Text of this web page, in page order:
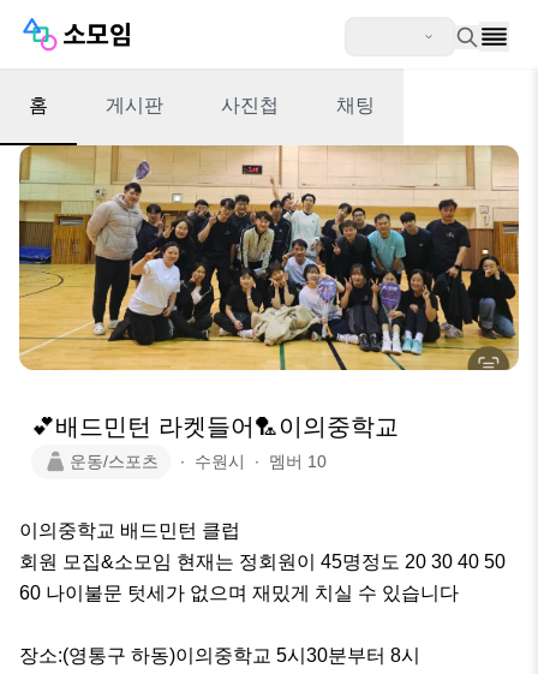
홈 게시판 사진첩 채팅
💕배드민턴 라켓들어🏸이의중학교
운동/스포츠 ∙ 수원시 ∙ 멤버 10
이의중학교 배드민턴 클럽
회원 모집&소모임 현재는 정회원이 45명정도 20 30 40 50
60 나이불문 텃세가 없으며 재밌게 치실 수 있습니다
장소:(영통구 하동)이의중학교 5시30분부터 8시